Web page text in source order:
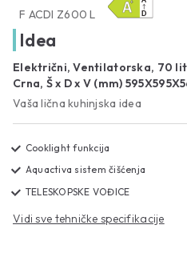
F ACDI Z600 L
Idea
Električni, Ventilatorska, 70
Crna, Š x D x V (mm)
Vaša lična kuhinjska idea
Cooklight funkcija
Aquactiva sistem čišćenja
TELESKOPSKE VOĐICE
Vidi sve tehničke specifikacije